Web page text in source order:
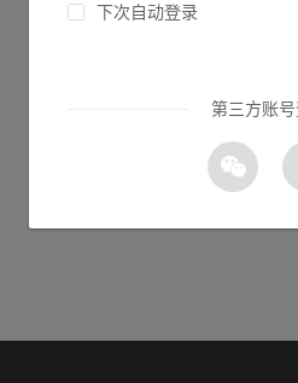
下次自动登录
第三方账